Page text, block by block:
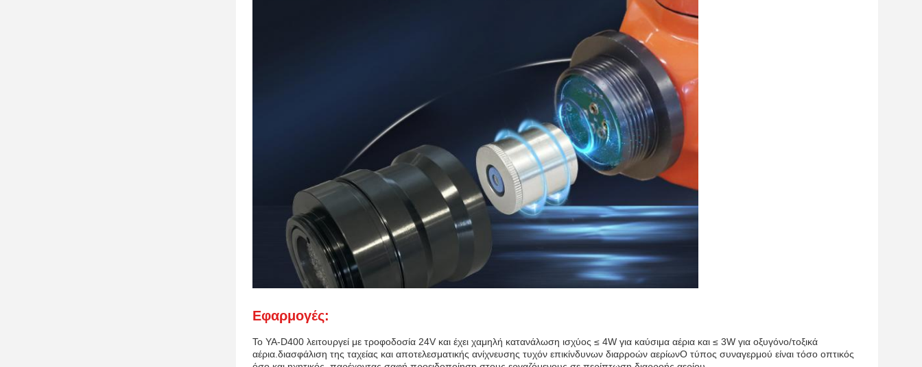
Εφαρμογές:
Το YA-D400 λειτουργεί με τροφοδοσία 24V και έχει χαμηλή κατανάλωση ισχύος ≤ 4W για καύσιμα αέρια και ≤ 3W για οξυγόνο/τοξικά
αέρια.διασφάλιση της ταχείας και αποτελεσματικής ανίχνευσης τυχόν επικίνδυνων διαρροών αερίωνΟ τύπος συναγερμού είναι τόσο οπτικός